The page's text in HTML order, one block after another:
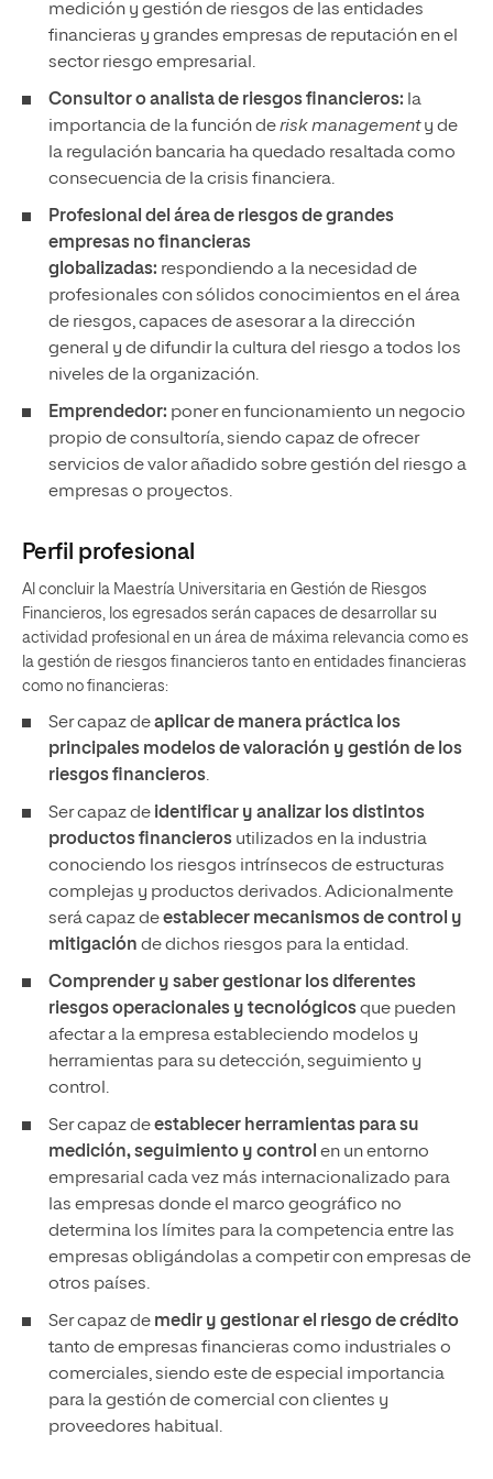
medición y gestión de riesgos de las entidades
financieras y grandes empresas de reputación en el
sector riesgo empresarial.
Consultor o analista de riesgos financieros: la
importancia de la función derisk managementy de
la regulación bancaria ha quedado resaltada como
consecuencia de la crisis financiera.
Profesional del área de riesgos de grandes
empresas no financieras
globalizadas: respondiendo a la necesidad de
profesionales con sólidos conocimientos en el área
de riesgos, capaces de asesorar a la dirección
general y de difundir la cultura del riesgo a todos los
niveles de la organización.
Emprendedor: poner en funcionamiento un negocio
propio de consultoría, siendo capaz de ofrecer
servicios de valor añadido sobre gestión del riesgo a
empresas o proyectos.
Perfil profesional
Al concluir la Maestría Universitaria en Gestión de Riesgos
Financieros, los egresados serán capaces de desarrollar su
actividad profesional en un área de máxima relevancia como es
la gestión de riesgos financieros tanto en entidades financieras
como no financieras:
Ser capaz deaplicar de manera práctica los
principales modelos de valoración y gestión de los
riesgos financieros.
Ser capaz de identificar y analizar los distintos
productos financieros utilizados en la industria
conociendo los riesgos intrínsecos de estructuras
complejas y productos derivados. Adicionalmente
será capaz deestablecer mecanismos de control y
mitigación de dichos riesgos para la entidad.
Comprender y saber gestionar los diferentes
riesgos operacionales y tecnológicosque pueden
afectar a la empresa estableciendo modelos y
herramientas para su detección, seguimiento y
control.
Ser capaz deestablecer herramientas para su
medición, seguimiento y control en un entorno
empresarial cada vez más internacionalizado para
las empresas donde el marco geográfico no
determina los límites para la competencia entre las
empresas obligándolas a competir con empresas de
otros países.
Ser capaz de medir y gestionar el riesgo de crédito
tanto de empresas financieras como industriales o
comerciales, siendo este de especial importancia
para la gestión de comercial con clientes y
proveedores habitual.